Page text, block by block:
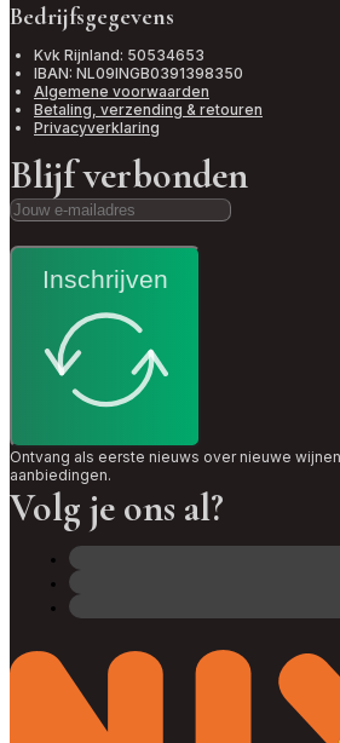
Bedrijfsgegevens
Kvk Rijnland: 50534653
IBAN: NL09INGB0391398350
Algemene voorwaarden
Betaling, verzending & retouren
Privacyverklaring
Blijf verbonden
Inschrijven
Ontvang als eerste nieuws over nieuwe
aanbiedingen.
Volg je ons al?